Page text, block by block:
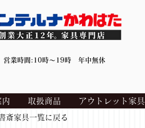
営業時間:10時～19時 年中無休
取扱商品 アウトレット家具
斎家具一覧に戻る